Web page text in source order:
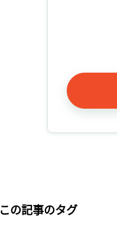
この記事のタグ